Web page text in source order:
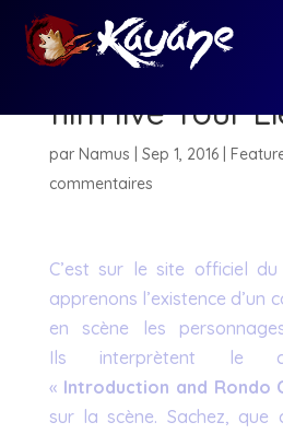
Découvrez un
film live Your
par Namus Sep 1, 2016|
commentaires
C’est sur le site officiel
apprenons l’existence d’un
en scène les
Ils
interprètent le
« Introduction and Rondo
sur la scène. Sachez, que